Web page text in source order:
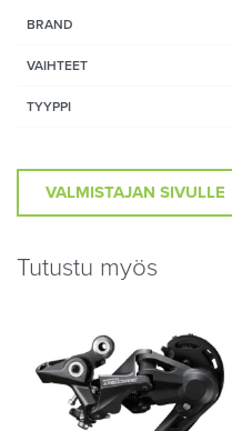
BRAND
VAIHTEET
TYYPPI
VALMISTAJAN SIVULLE
Tutustu myös